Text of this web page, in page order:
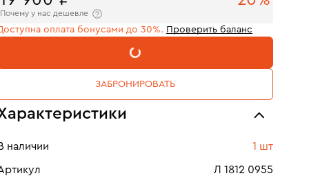
Почему у нас дешевле
оплата бонусами до 30%. Проверить баланс
В КОРЗИНУ
ЗАБРОНИРОВАТЬ
наличии 1 шт
Л 1812 0955